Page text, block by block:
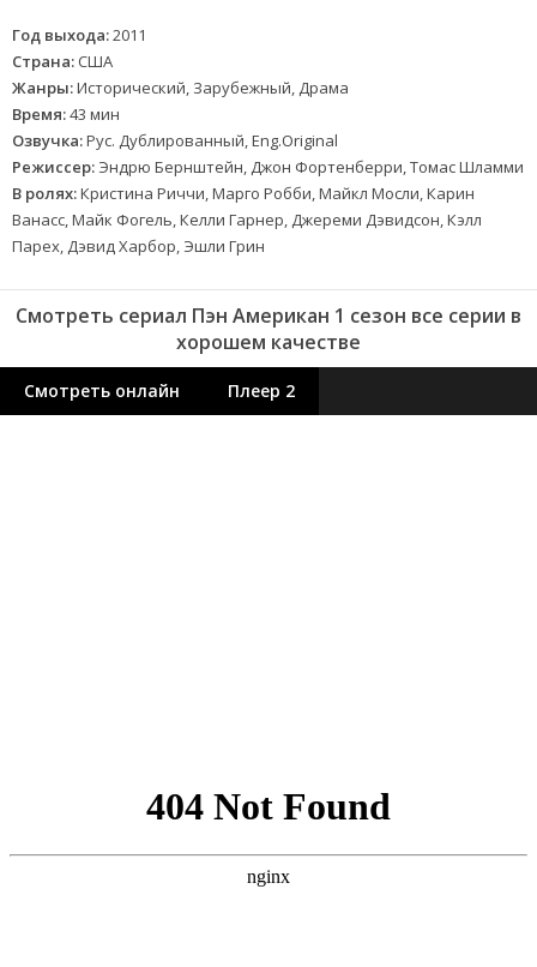
Год выхода:2011
Страна: США
Жанры:Исторический, Зарубежный, Драма
Время:43 мин
Озвучка:Рус. Дублированный, Eng.Original
Режиссер: Эндрю Бернштейн, Джон Фортенберри, Томас Шламми
В ролях:Кристина Риччи, Марго Робби, Майкл Мосли, Карин
Ванасс, Майк Фогель, Келли Гарнер, Джереми Дэвидсон, Кэлл
Парех, Дэвид Харбор, Эшли Грин
Смотреть сериал Пэн Американ 1 сезон все серии в
хорошем качестве
Смотреть онлайн Плеер 2